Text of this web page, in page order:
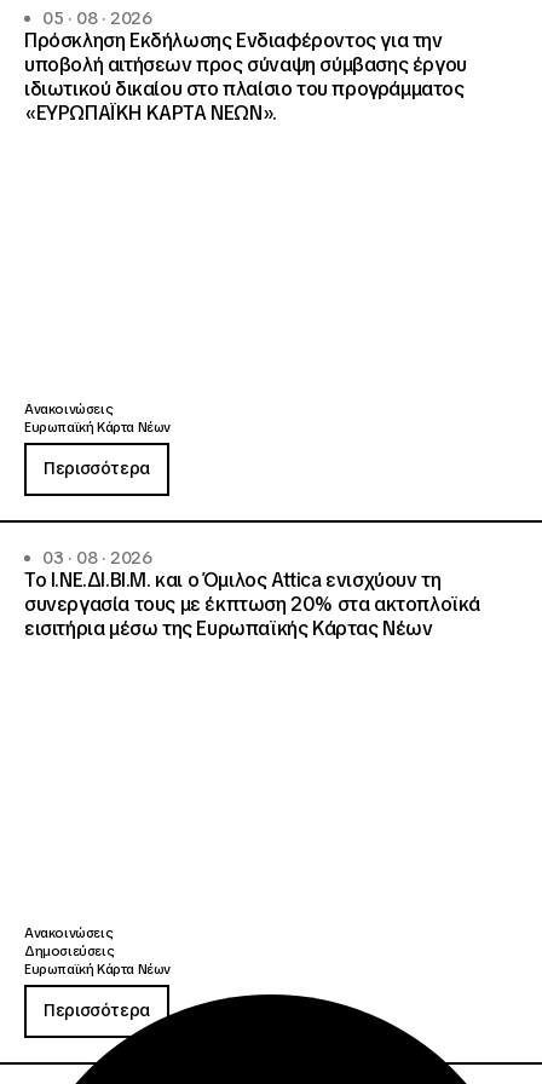
05 · 08 · 2026
Πρόσκληση Εκδήλωσης Ενδιαφέροντος για την
υποβολή αιτήσεων προς σύναψη σύμβασης έργου
ιδιωτικού δικαίου στο πλαίσιο του προγράμματος
«ΕΥΡΩΠΑΪΚΗ ΚΑΡΤΑ ΝΕΩΝ».
Ανακοινώσεις
Ευρωπαϊκή Κάρτα Νέων
Περισσότερα
03 · 08 · 2026
Το Ι.ΝΕ.ΔΙ.ΒΙ.Μ. και o Όμιλος Attica ενισχύουν τη
συνεργασία τους με έκπτωση 20% στα ακτοπλοϊκά
εισιτήρια μέσω της Ευρωπαϊκής Κάρτας Νέων
Ανακοινώσεις
Δημοσιεύσεις
Ευρωπαϊκή Κάρτα Νέων
Περισσότερα